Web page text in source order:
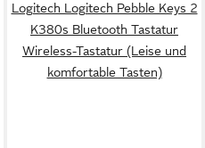
Logitech Logitech Pebble Keys 2
K380s Bluetooth Tastatur
Wireless-Tastatur (Leise und
komfortable Tasten)